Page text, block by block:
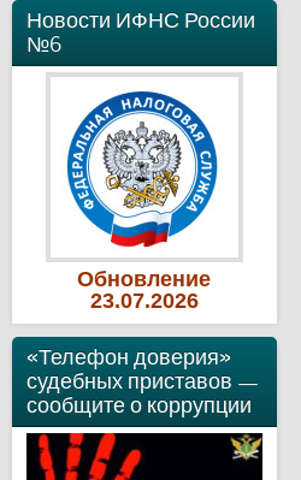
Новости ИФНС России
№6
Обновление
23.07.2026
«Телефон доверия»
судебных приставов —
сообщите о коррупции